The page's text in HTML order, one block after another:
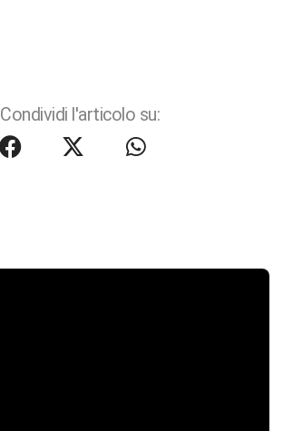
Condividi l'articolo su: